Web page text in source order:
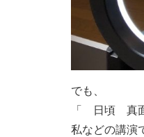
でも、
「 日頃 真面
私などの講演